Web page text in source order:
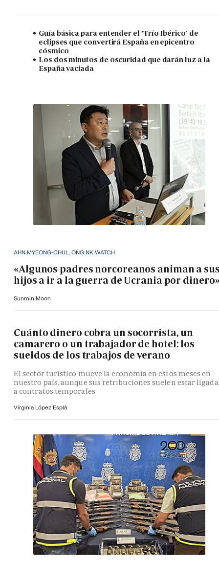
Guía básica para entender el 'Trío Ibérico' de
eclipses que convertirá España en epicentro
cósmico
Los dos minutos de oscuridad que darán luz a la
España vaciada
AHN MYEONG-CHUL, ONG NK WATCH
«Algunos padres norcoreanos animan a
hijos a ir a la guerra de Ucrania por
Sunmin Moon
Cuánto dinero cobra un socorrista, un
camarero o un trabajador de hotel: los
sueldos de los trabajos de verano
El sector turístico mueve la economía en estos meses en
nuestro país, aunque sus retribuciones suelen estar
a contratos temporales
Virginia López Esplá